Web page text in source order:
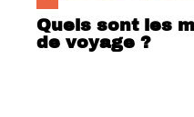
Quels sont les
de voyage ?